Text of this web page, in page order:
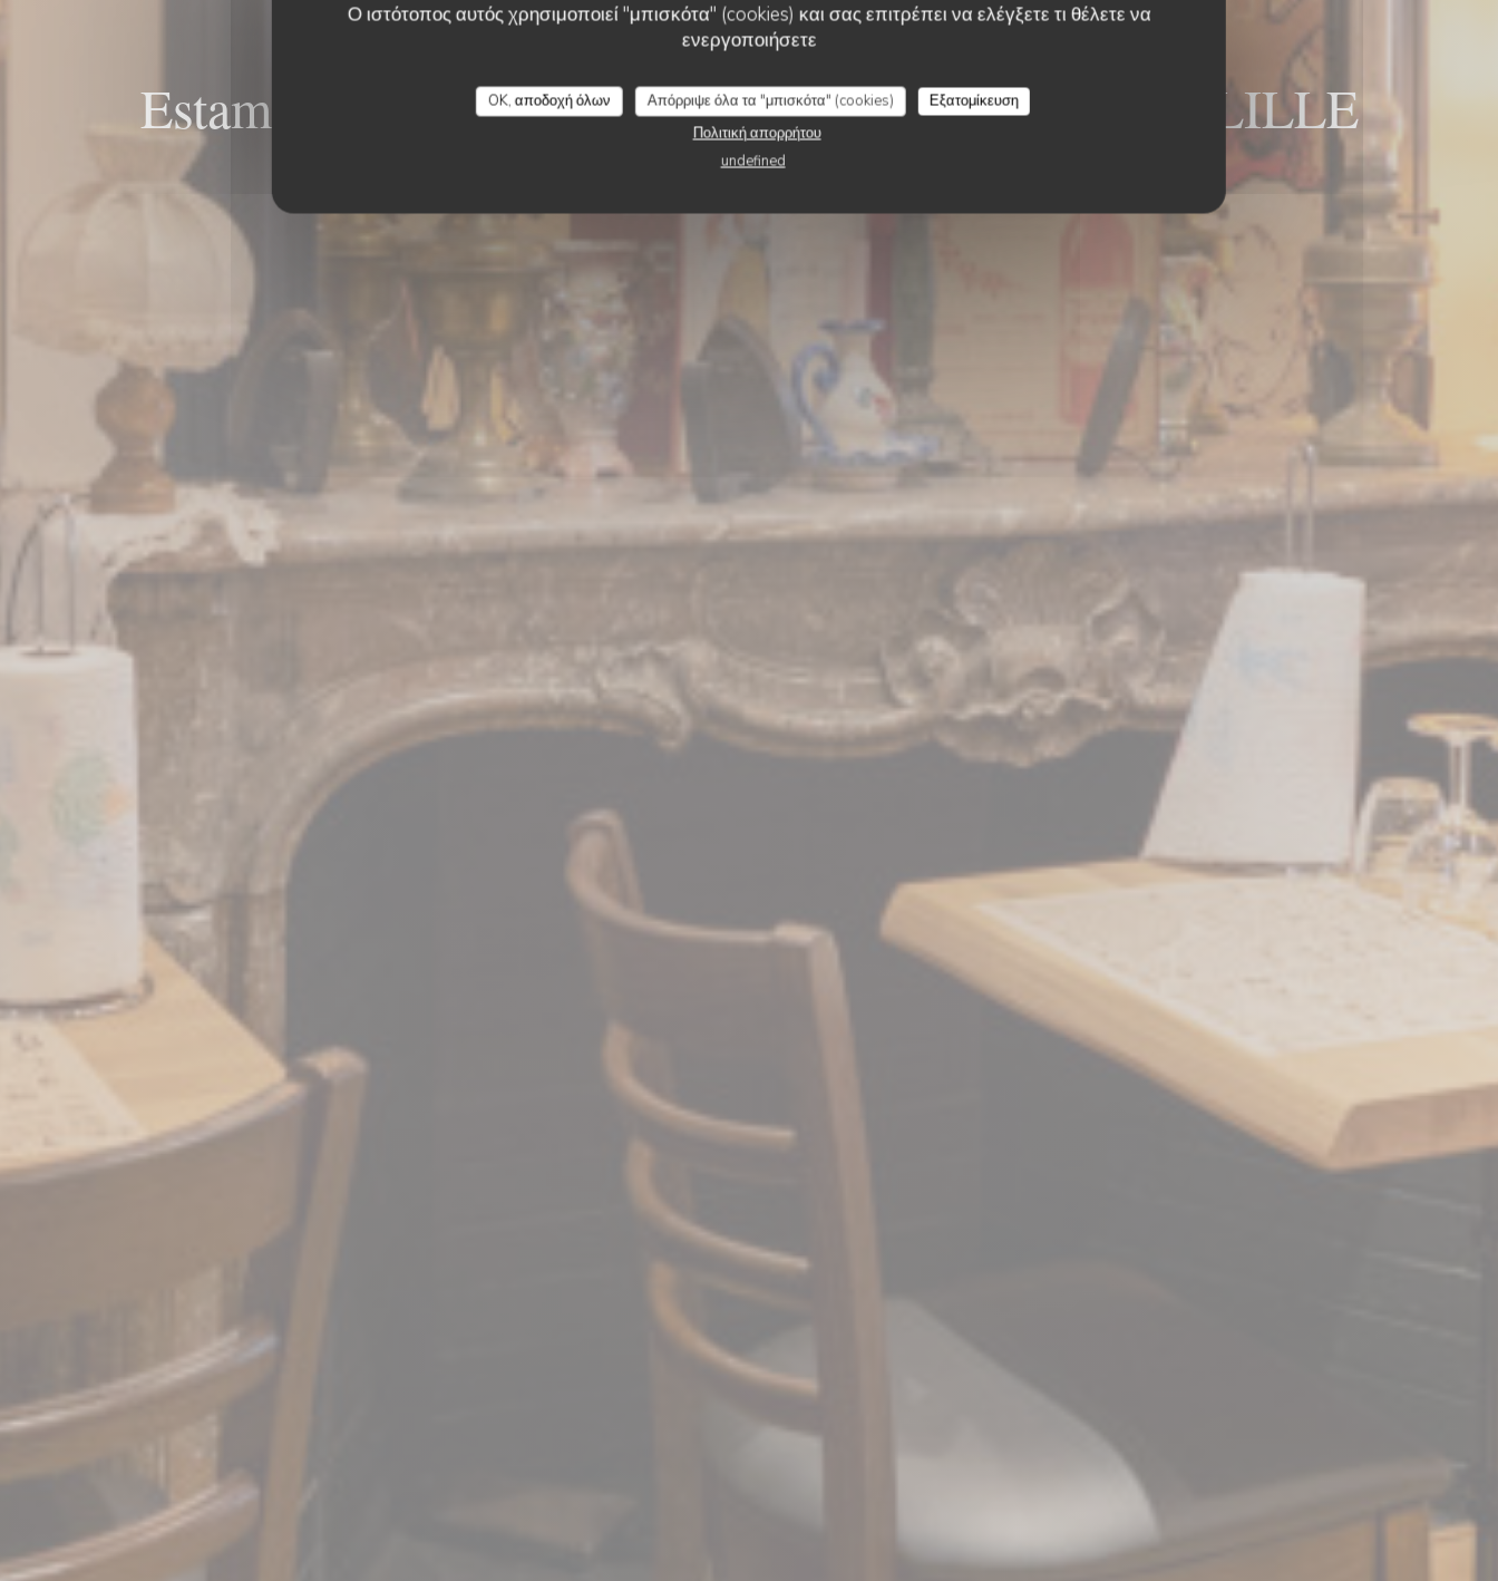
Ο ιστότοπος αυτός χρησιμοποιεί "μπισκότα" (cookies) και σας επιτρέπει να ελέγξετε τι θέλετε να
ενεργοποιήσετε
OK, αποδοχή όλων Απόρριψε όλα τα "μπισκότα" (cookies)
Εξατομίκευση
Πολιτική απορρήτου
undefined
ESTAMINET FLAMAND•
Estaminet La CH’TITE Brigitte rue des Bouchers LILLE